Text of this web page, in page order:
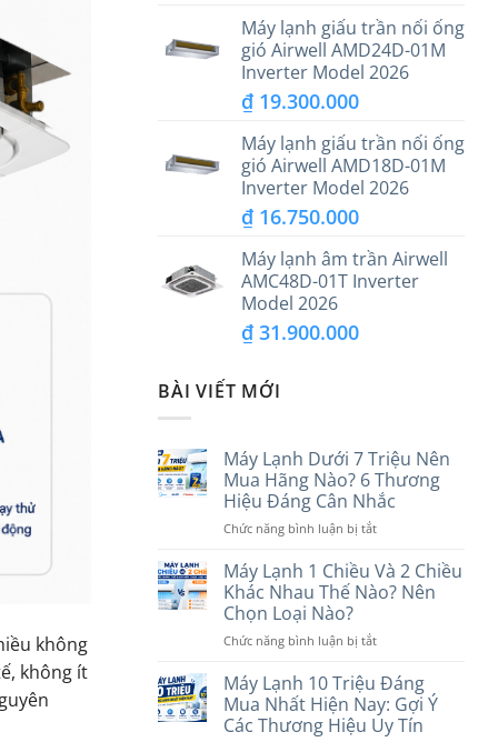
không
không ít
Máy lạnh giấu trần nối ống
gió Airwell AMD24D-01M
Inverter Model 2026
₫ 19.300.000
Máy lạnh giấu trần nối ống
gió Airwell AMD18D-01M
Inverter Model 2026
₫ 16.750.000
Máy lạnh âm trần Airwell
AMC48D-01T Inverter
Model 2026
₫ 31.900.000
BÀI VIẾT MỚI
Máy Lạnh Dưới 7 Triệu Nên
Mua Hãng Nào? 6 Thương
Hiệu Đáng Cân Nhắc
Chức năng bình luận bị tắtở
Lạnh
Dưới
7
Nên
Hãng
Nào?
6
Thương
Máy Lạnh 1 Chiều Và 2 Chiều
Khác Nhau Thế Nào? Nên
Chọn Loại Nào?
Chức năng bình luận bị tắtở
Lạnh
Chiều
Và
Máy Lạnh 10 Triệu Đáng
Mua Nhất Hiện Nay: Gợi Ý
Các Thương Hiệu Uy Tín